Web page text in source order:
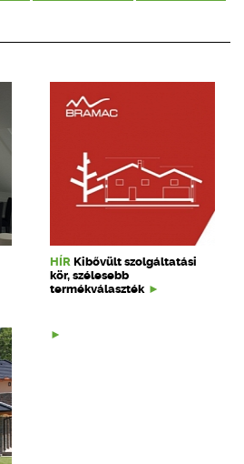
HÍR Kibővült szolgáltatási
kör, szélesebb
termékválaszték